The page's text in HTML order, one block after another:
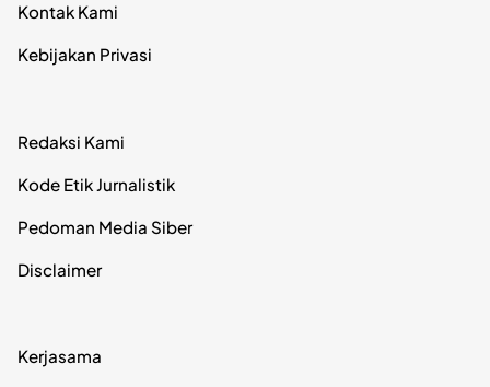
Kontak Kami
Kebijakan Privasi
Redaksi Kami
Kode Etik Jurnalistik
Pedoman Media Siber
Disclaimer
Kerjasama